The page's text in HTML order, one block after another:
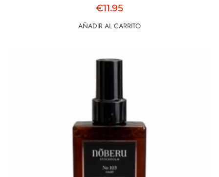
€11.95
AÑADIR AL CARRITO